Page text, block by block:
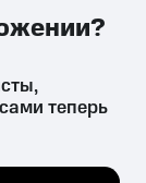
вред здоровью,
теперь